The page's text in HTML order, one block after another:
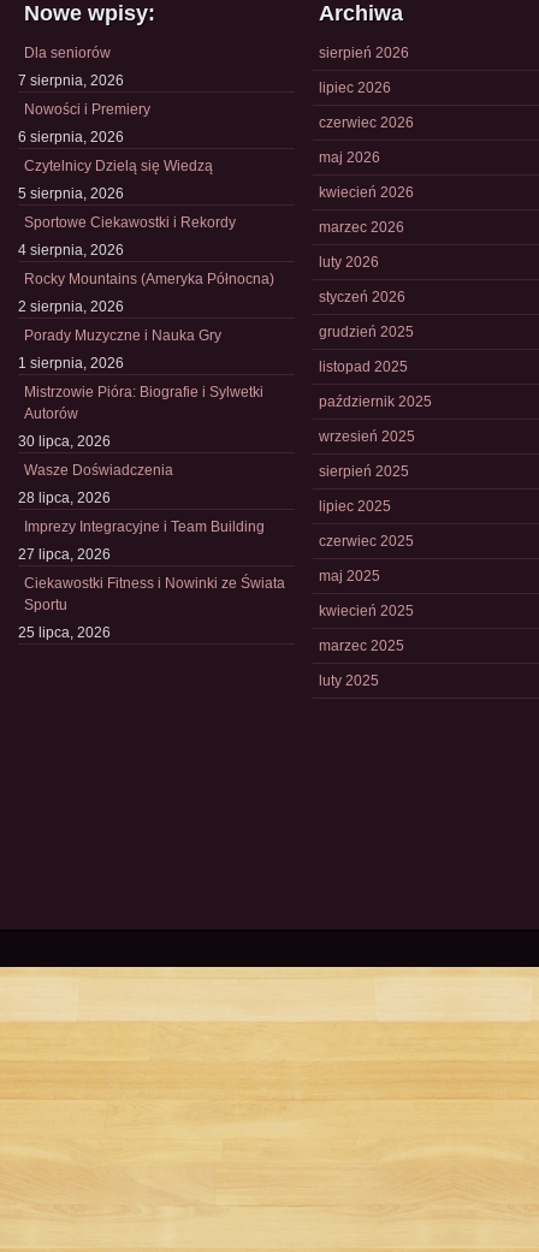
Nowe wpisy:
Dla seniorów
7 sierpnia, 2026
Nowości i Premiery
6 sierpnia, 2026
Czytelnicy Dzielą się Wiedzą
5 sierpnia, 2026
Sportowe Ciekawostki i Rekordy
4 sierpnia, 2026
Rocky Mountains (Ameryka Północna)
2 sierpnia, 2026
Porady Muzyczne i Nauka Gry
1 sierpnia, 2026
Mistrzowie Pióra: Biografie i Sylwetki
Autorów
30 lipca, 2026
Wasze Doświadczenia
28 lipca, 2026
Imprezy Integracyjne i Team Building
27 lipca, 2026
Ciekawostki Fitness i Nowinki ze Świata
Sportu
25 lipca, 2026
Archiwa
sierpień 2026
lipiec 2026
czerwiec 2026
maj 2026
kwiecień 2026
marzec 2026
luty 2026
styczeń 2026
grudzień 2025
listopad 2025
październik 2025
wrzesień 2025
sierpień 2025
lipiec 2025
czerwiec 2025
maj 2025
kwiecień 2025
marzec 2025
luty 2025